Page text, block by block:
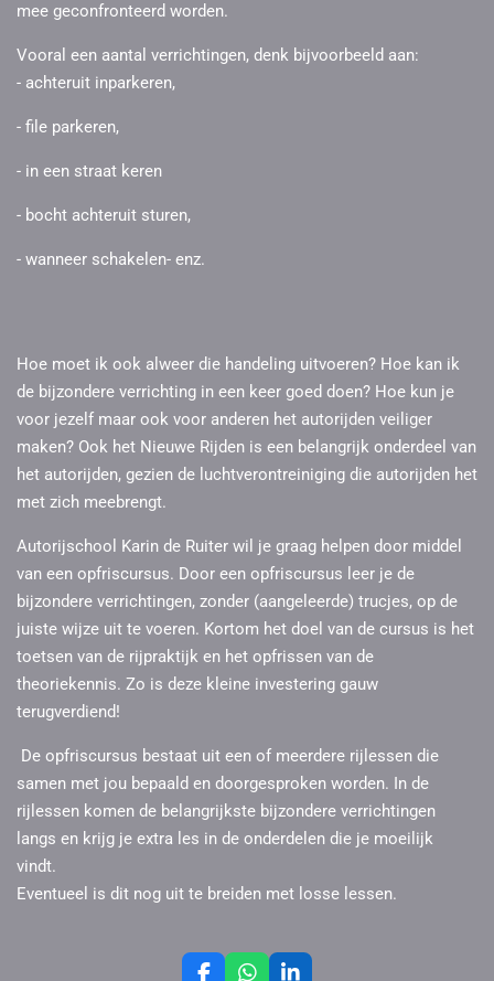
mee geconfronteerd worden.
Vooral een aantal verrichtingen, denk bijvoorbeeld aan:
- achteruit inparkeren,
- file parkeren,
- in een straat keren
- bocht achteruit sturen,
- wanneer schakelen- enz.
Hoe moet ik ook alweer die handeling uitvoeren? Hoe kan ik
de bijzondere verrichting in een keer goed doen? Hoe kun je
voor jezelf maar ook voor anderen het autorijden veiliger
maken? Ook het Nieuwe Rijden is een belangrijk onderdeel van
het autorijden, gezien de luchtverontreiniging die autorijden het
met zich meebrengt.
Autorijschool Karin de Ruiter wil je graag helpen door middel
van een opfriscursus. Door een opfriscursus leer je de
bijzondere verrichtingen, zonder (aangeleerde) trucjes, op de
juiste wijze uit te voeren. Kortom het doel van de cursus is het
toetsen van de rijpraktijk en het opfrissen van de
theoriekennis. Zo is deze kleine investering gauw
terugverdiend!
De opfriscursus bestaat uit een of meerdere rijlessen die
samen met jou bepaald en doorgesproken worden. In de
rijlessen komen de belangrijkste bijzondere verrichtingen
langs en krijg je extra les in de onderdelen die je moeilijk
vindt.
Eventueel is dit nog uit te breiden met losse lessen.